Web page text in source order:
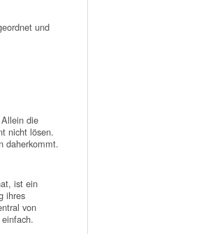
und
die
nicht lösen.
daherkommt.
ist ein
ihres
von